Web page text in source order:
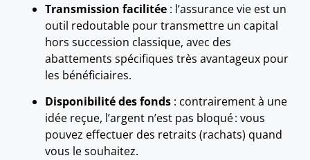
Transmission facilitée : l’assurance vie est un
outil redoutable pour transmettre un capital
hors succession classique, avec des
abattements spécifiques très avantageux pour
les bénéficiaires.
Disponibilité des fonds : contrairement à une
idée reçue, l’argent n’est pas bloqué : vous
pouvez effectuer des retraits (rachats) quand
vous le souhaitez.